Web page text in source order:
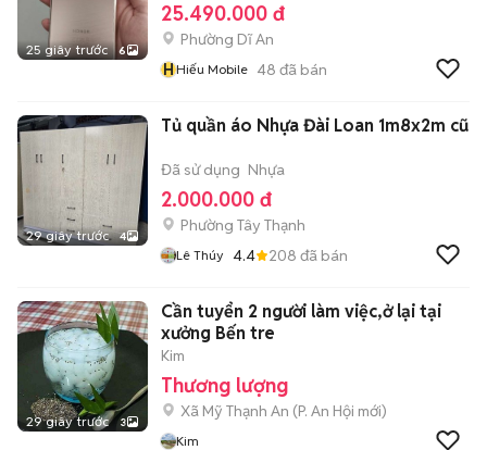
25 giây trước 6
25.490.000 đ
Phường Dĩ An
HHiếu Mobile 48 đã bán
29 giây trước 4
Tủ quần áo Nhựa Đài Loan 1m8x2m cũ
Đã sử dụng Nhựa
2.000.000 đ
Phường Tây Thạnh
Lê Thúy 4.4 208 đã bán
29 giây trước 3
Cần tuyển 2 người làm việc,ở lại tại
xưởng Bến tre
Kim
Thương lượng
Xã Mỹ Thạnh An (P. An Hội mới)
Kim